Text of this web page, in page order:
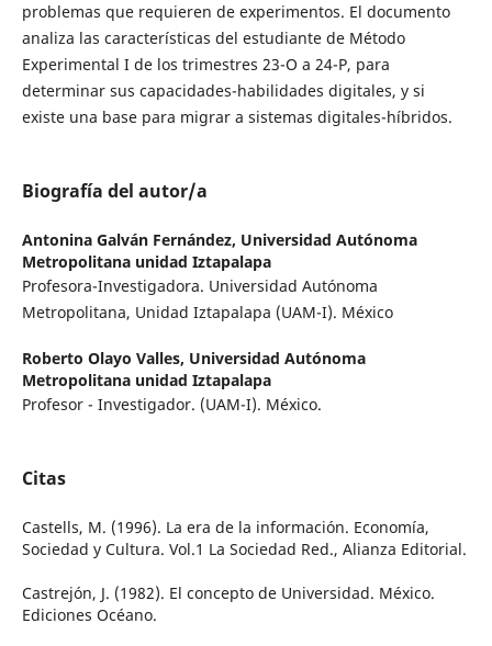
problemas que requieren de experimentos. El documento
analiza las características del estudiante de Método
Experimental I de los trimestres 23-O a 24-P, para
determinar sus capacidades-habilidades digitales, y si
existe una base para migrar a sistemas digitales-híbridos.
Biografía del autor/a
Antonina Galván Fernández, Universidad Autónoma
Metropolitana unidad Iztapalapa
Profesora-Investigadora. Universidad Autónoma
Metropolitana, Unidad Iztapalapa (UAM-I). México
Roberto Olayo Valles, Universidad Autónoma
Metropolitana unidad Iztapalapa
Profesor - Investigador. (UAM-I). México.
Citas
Castells, M. (1996). La era de la información. Economía,
Sociedad y Cultura. Vol.1 La Sociedad Red., Alianza Editorial.
Castrejón, J. (1982). El concepto de Universidad. México.
Ediciones Océano.